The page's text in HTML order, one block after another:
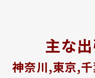
主な
神奈川,東京,